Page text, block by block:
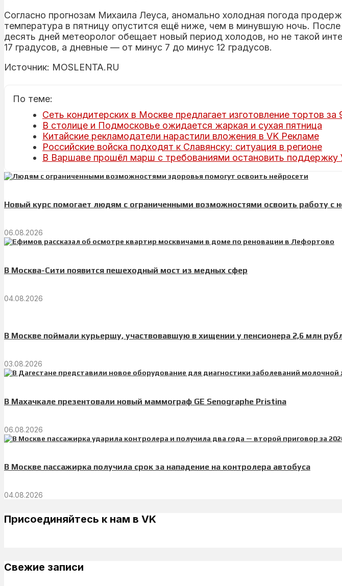
Согласно прогнозам Михаила Леуса, аномально холодная погода
температура в пятницу опустится ещё ниже, чем в минувшую ночь.
десять дней метеоролог обещает новый период холодов, но не такой
17 градусов, а дневные — от минус 7 до минус 12 градусов.
Источник: MOSLENTA.RU
По теме:
Сеть кондитерских в Москве предлагает изготовление тортов за
В столице и Подмосковье ожидается жаркая и сухая пятница
Китайские рекламодатели нарастили вложения в VK Рекламе
Российские войска подходят к Славянску: ситуация в регионе
В Варшаве прошёл марш с требованиями остановить поддержку
Новый курс помогает людям с ограниченными возможностями освоить работу с
06.08.2026
В Москва-Сити появится пешеходный мост из медных сфер
04.08.2026
В Москве поймали курьершу, участвовавшую в хищении у пенсионера 2,6 млн
03.08.2026
В Махачкале презентовали новый маммограф GE Senographe Pristina
06.08.2026
В Москве пассажирка получила срок за нападение на контролера автобуса
04.08.2026
Присоединяйтесь к нам в VK
Свежие записи